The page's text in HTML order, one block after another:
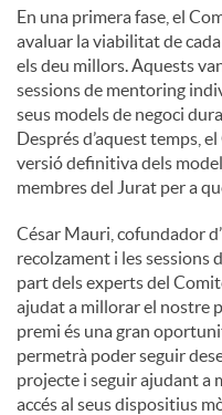
En una primera fase, el
avaluar la viabilitat de
els deu millors. Aquests
sessions de mentoring
seus models de negoci
Després d’aquest temps,
versió definitiva dels
membres del Jurat per a
César Mauri, cofundador
recolzament i les sessions
part dels experts del
ajudat a millorar el nostre
premi és una gran
permetrà poder seguir
projecte i seguir ajudant a
accés al seus dispositius